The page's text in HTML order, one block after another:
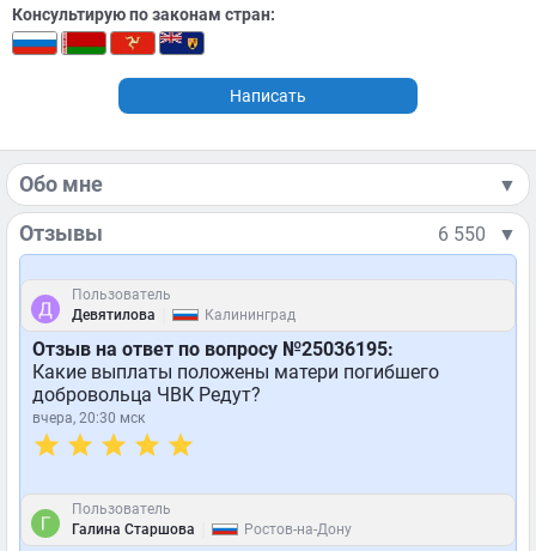
Консультирую по законам стран:
Написать
Обо мне ▼
Отзывы 6 550 ▼
Пользователь
Девятилова
Калининград
Отзыв на ответ по вопросу №25036195:
Какие выплаты положены матери погибшего
добровольца ЧВК Редут?
вчера, 20:30 мск
Пользователь
Галина Старшова
Ростов-на-Дону